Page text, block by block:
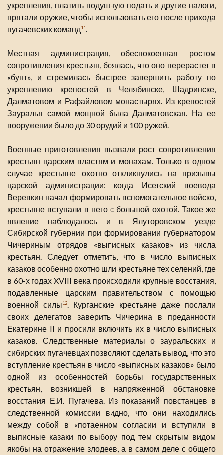
укрепления, платить подушную подать и другие налоги,
прятали оружие, чтобы использовать его после прихода
пугачевских команд11.
Местная администрация, обеспокоенная ростом
сопротивления крестьян, боялась, что оно перерастет в
«бунт», и стремилась быстрее завершить работу по
укреплению крепостей в Челябинске, Шадринске,
Далматовом и Рафайловом монастырях. Из крепостей
Зауралья самой мощной была Далматовская. На ее
вооружении было до 30 орудий и 100 ружей.
Военные приготовления вызвали рост сопротивления
крестьян царским властям и монахам. Только в одном
случае крестьяне охотно откликнулись на призывы
царской администрации: когда Исетский воевода
Веревкин начал формировать вспомогательное войско,
крестьяне вступали в него с большой охотой. Такое же
явление наблюдалось и в Ялуторовском уезде
Сибирской губернии при формировании губернатором
Чичериным отрядов «выписных казаков» из числа
крестьян. Следует отметить, что в число выписных
казаков особенно охотно шли крестьяне тех селений, где
в 60-х годах XVIII века происходили крупные восстания,
подавленные царским правительством с помощью
военной силы12. Курганские крестьяне даже послали
своих делегатов заверить Чичерина в преданности
Екатерине II и просили включить их в число выписных
казаков. Следственные материалы о зауральских и
сибирских пугачевцах позволяют сделать вывод, что это
вступление крестьян в число «выписных казаков» было
одной из особенностей борьбы государственных
крестьян, возникшей в напряженной обстановке
восстания Е.И. Пугачева. Из показаний повстанцев в
следственной комиссии видно, что они находились
между собой в «потаенном согласии и вступили в
выписные казаки по выбору под тем скрытым видом
якобы на отражение злодеев, а в самом деле с общего